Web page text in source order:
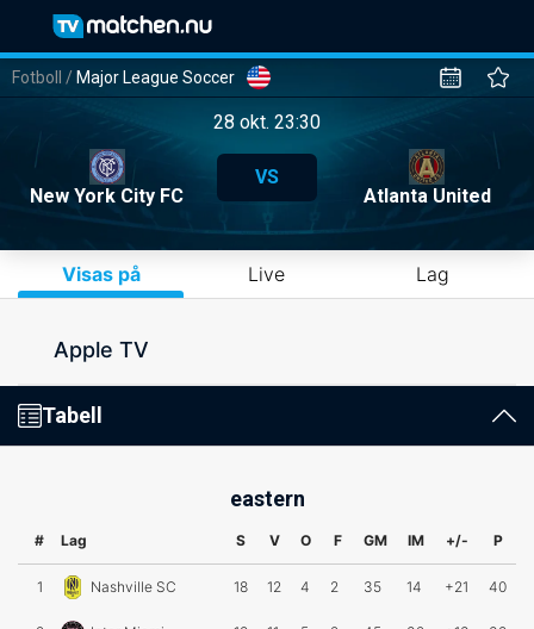
Fotboll / Major League Soccer
28 okt. 23:30
New York City FC
VS
Atlanta United
Visas på Live Lag
Apple TV
Tabell
eastern
# Lag S V O F GM IM +/- P
1 Nashville SC 18 12 4 2 35 14 +21 40